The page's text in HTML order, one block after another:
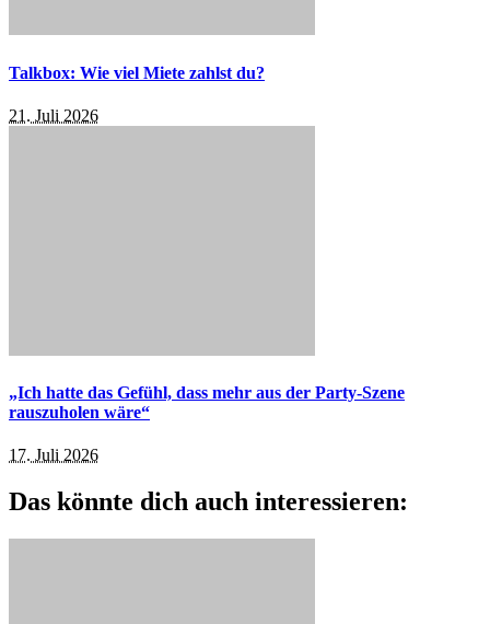
Talkbox: Wie viel Miete zahlst du?
21. Juli 2026
„Ich hatte das Gefühl, dass mehr aus der Party-Szene
rauszuholen wäre“
17. Juli 2026
Das könnte dich auch interessieren: